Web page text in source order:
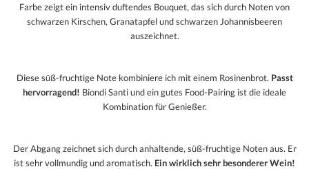
Farbe zeigt ein intensiv duftendes Bouquet, das sich durch Noten von
schwarzen Kirschen, Granatapfel und schwarzen Johannisbeeren
auszeichnet.
Diese süß-fruchtige Note kombiniere ich mit einem Rosinenbrot. Passt
hervorragend! Biondi Santi und ein gutes Food-Pairing ist die ideale
Kombination für Genießer.
Der Abgang zeichnet sich durch anhaltende, süß-fruchtige Noten aus. Er
ist sehr vollmundig und aromatisch. Ein wirklich sehr besonderer Wein!